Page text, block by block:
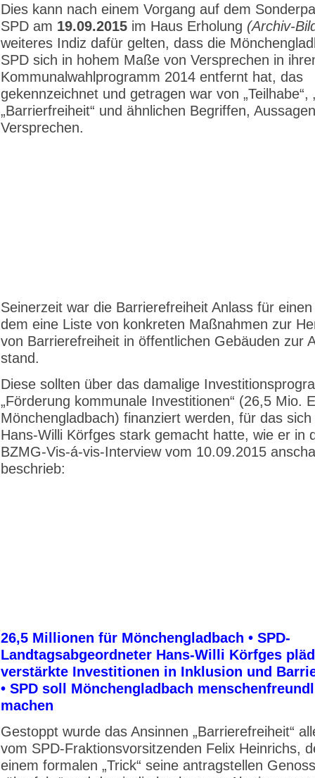
Dies kann nach einem Vorgang auf dem
SPD am 19.09.2015 im Haus Erholung (Archiv-
weiteres Indiz dafür gelten, dass die
SPD sich in hohem Maße von Versprechen in
Kommunalwahlprogramm 2014 entfernt hat, das
gekennzeichnet und getragen war von „Teilhabe“,
„Barrierfreiheit“ und ähnlichen Begriffen,
Versprechen.
Seinerzeit war die Barrierefreiheit Anlass für
dem eine Liste von konkreten Maßnahmen zur
von Barrierefreiheit in öffentlichen Gebäuden zur
stand.
Diese sollten über das damalige
„Förderung kommunale Investitionen“ (26,5 Mio.
Mönchengladbach) finanziert werden, für das sich
Hans-Willi Körfges stark gemacht hatte, wie er in
BZMG-Vis-á-vis-Interview vom 10.09.2015
beschrieb:
26,5 Millionen für Mönchengladbach • SPD-
Landtagsabgeordneter Hans-Willi Körfges
verstärkte Investitionen in Inklusion und
• SPD soll Mönchengladbach
machen
Gestoppt wurde das Ansinnen „Barrierefreiheit“
vom SPD-Fraktionsvorsitzenden Felix Heinrichs,
einem formalen „Trick“ seine antragstellen